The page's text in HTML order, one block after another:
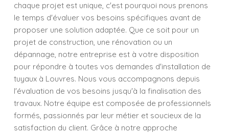
chaque projet est unique, c'est pourquoi nous prenons
le temps d'évaluer vos besoins spécifiques avant de
proposer une solution adaptée. Que ce soit pour un
projet de construction, une rénovation ou un
dépannage, notre entreprise est à votre disposition
pour répondre à toutes vos demandes d'installation de
tuyaux à Louvres. Nous vous accompagnons depuis
l'évaluation de vos besoins jusqu'à la finalisation des
travaux. Notre équipe est composée de professionnels
formés, passionnés par leur métier et soucieux de la
satisfaction du client. Grâce à notre approche